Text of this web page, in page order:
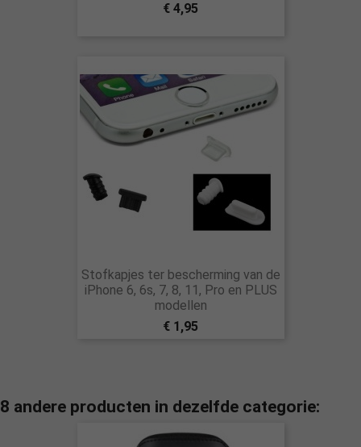
€ 4,95
Stofkapjes ter bescherming van de
iPhone 6, 6s, 7, 8, 11, Pro en PLUS
modellen
€ 1,95
8 andere producten in dezelfde categorie: